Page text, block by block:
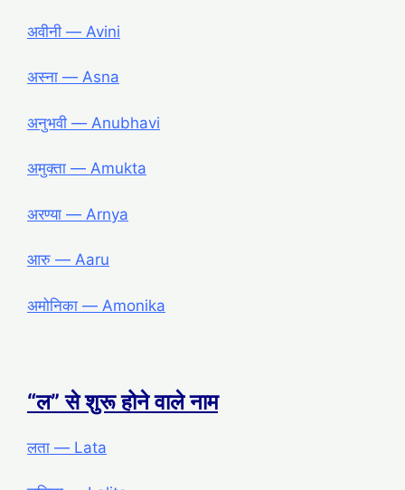
अवीनी ― Avini
अस्ना ― Asna
अनुभवी ― Anubhavi
अमुक्ता ― Amukta
अरण्या ― Arnya
आरु ― Aaru
अमोनिका ― Amonika
“ल” से शुरू होने वाले नाम
लता ― Lata